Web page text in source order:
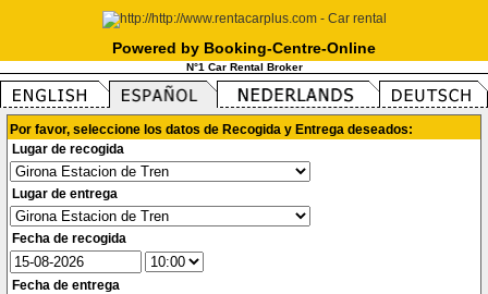
Powered by Booking-Centre-Online
N°1 Car Rental Broker
Por favor, seleccione los datos de Recogida y Entrega deseados:
Lugar de recogida
Lugar de entrega
Fecha de recogida
Fecha de entrega